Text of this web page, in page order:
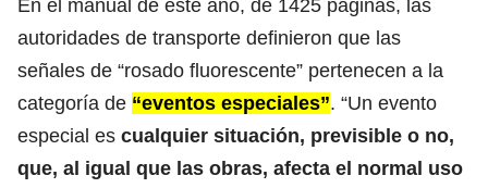
En el manual de este año, de 1425 páginas, las
autoridades de transporte definieron que las
señales de “rosado fluorescente” pertenecen a la
categoría de “eventos especiales”. “Un evento
especial es cualquier situación, previsible o no,
que, al igual que las obras, afecta el normal uso